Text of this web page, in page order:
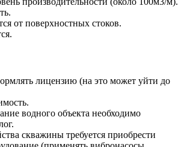
от поверхностных стоков.
лицензию (на это может уйти до
водного объекта необходимо
скважины требуется приобрести